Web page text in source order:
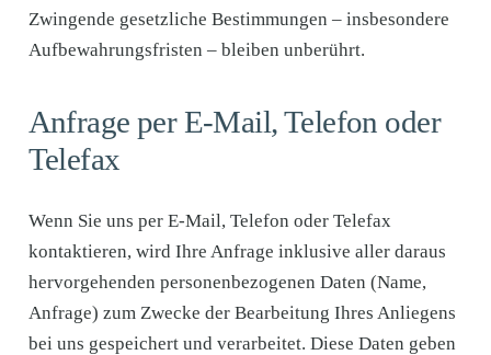
Zwingende gesetzliche Bestimmungen – insbesondere
Aufbewahrungsfristen – bleiben unberührt.
Anfrage per E-Mail, Telefon oder
Telefax
Wenn Sie uns per E-Mail, Telefon oder Telefax
kontaktieren, wird Ihre Anfrage inklusive aller daraus
hervorgehenden personenbezogenen Daten (Name,
Anfrage) zum Zwecke der Bearbeitung Ihres Anliegens
bei uns gespeichert und verarbeitet. Diese Daten geben